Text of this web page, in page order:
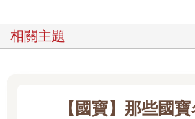
相關主題
【國寶】那些國